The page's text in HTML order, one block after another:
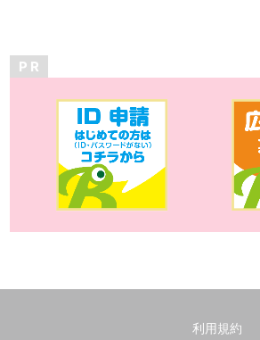
P R
利用規約